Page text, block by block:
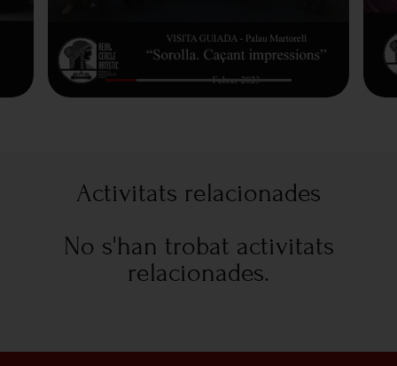
Activitats relacionades
No s'han trobat activitats
relacionades.